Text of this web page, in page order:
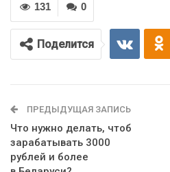
0
131
Поделится
ПРЕДЫДУЩАЯ ЗАПИСЬ
Что нужно делать, чтоб
зарабатывать 3000
рублей и более